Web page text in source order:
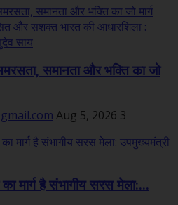
समानता और भक्ति का जो
Aug 5, 2026 3
का मार्ग है संभागीय सरस मेला:...